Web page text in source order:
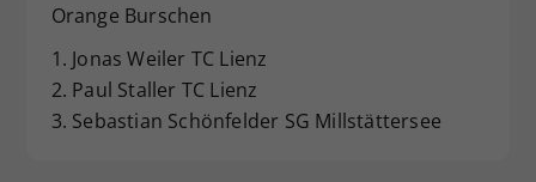
Orange Burschen
1. Jonas Weiler TC Lienz
2. Paul Staller TC Lienz
3. Sebastian Schönfelder SG Millstättersee